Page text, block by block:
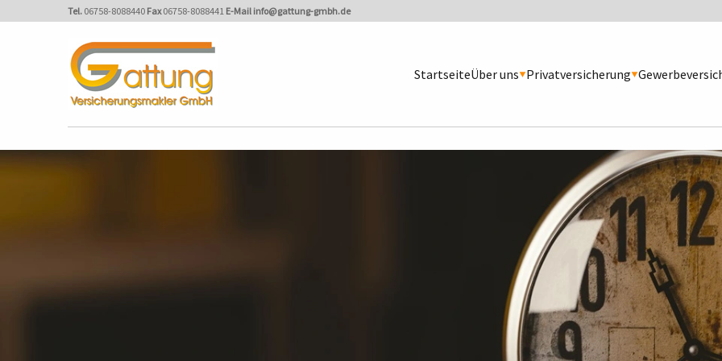
Tel. 06758-8088440 Fax06758-8088441 E-Mail info@gattung-gmbh.de
StartseiteÜber uns Privatversicherung